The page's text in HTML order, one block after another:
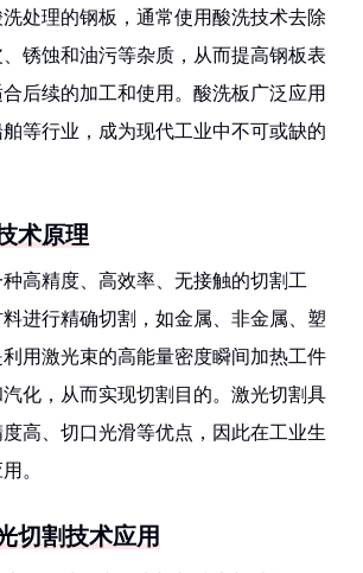
处理的钢板，通常使用酸洗技术去除
锈蚀和油污等杂质，从而提高钢板表
后续的加工和使用。酸洗板广泛应用
等行业，成为现代工业中不可或缺的
术原理
高精度、高效率、无接触的切割工
进行精确切割，如金属、非金属、塑
用激光束的高能量密度瞬间加热工件
化，从而实现切割目的。激光切割具
高、切口光滑等优点，因此在工业生
。
切割技术应用